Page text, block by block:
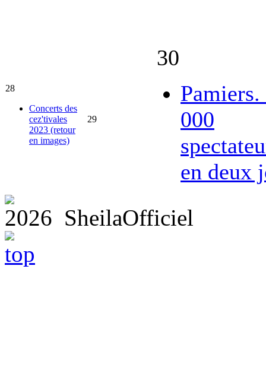
28
Concerts des
cez'tivales
2023 (retour
en images)
29
30
Pamiers.
000
en deux
2026 SheilaOfficiel